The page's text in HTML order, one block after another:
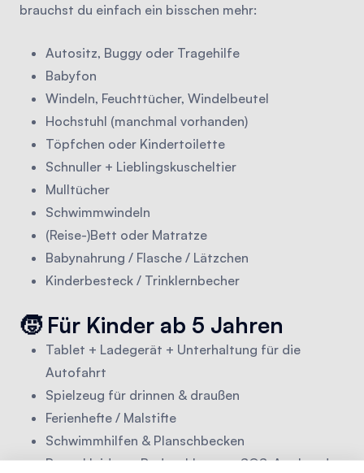
brauchst du einfach ein bisschen mehr:
Autositz, Buggy oder Tragehilfe
Babyfon
Windeln, Feuchttücher, Windelbeutel
Hochstuhl (manchmal vorhanden)
Töpfchen oder Kindertoilette
Schnuller + Lieblingskuscheltier
Mulltücher
Schwimmwindeln
(Reise-)Bett oder Matratze
Babynahrung / Flasche / Lätzchen
Kinderbesteck / Trinklernbecher
🧒 Für Kinder ab 5 Jahren
Tablet + Ladegerät + Unterhaltung für die
Autofahrt
Spielzeug für drinnen & draußen
Ferienhefte / Malstifte
Schwimmhilfen & Planschbecken
Regenkleidung, Badeschlappen, SOS-Armband